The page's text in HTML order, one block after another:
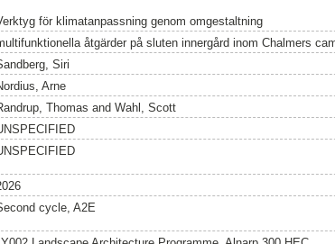
för klimatanpassning genom omgestaltning
åtgärder på sluten innergård inom Chalmers
Siri
Arne
Thomas and Wahl, Scott
cycle, A2E